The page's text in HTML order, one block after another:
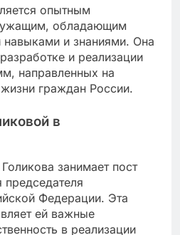
опытным
обладающим
и знаниями. Она
и реализации
направленных на
граждан России.
в
занимает пост
председателя
Федерации. Эта
ей важные
в реализации